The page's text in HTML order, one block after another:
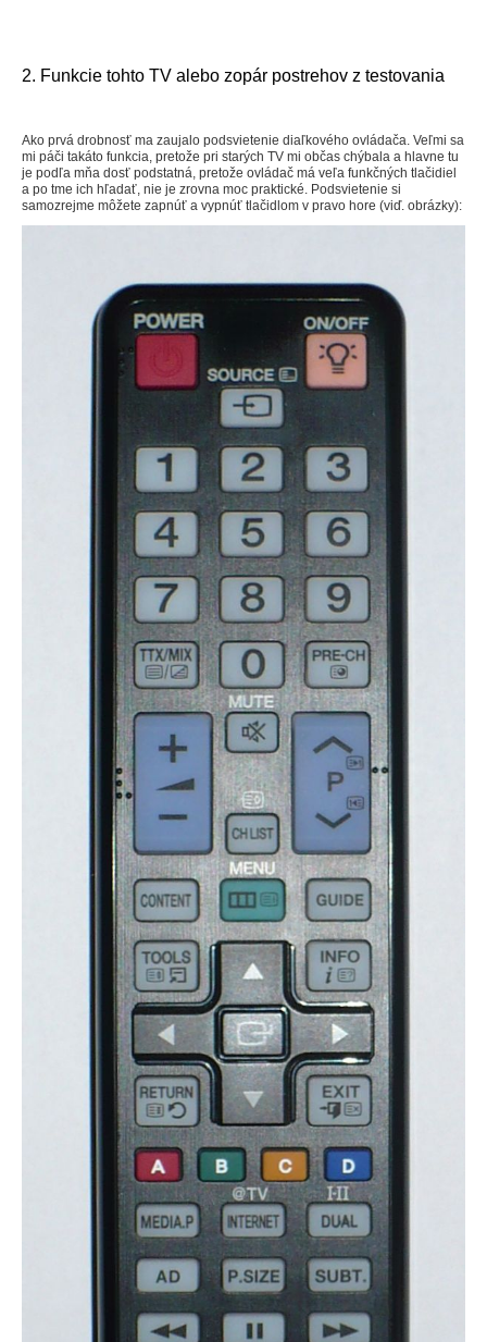
2. Funkcie tohto TV alebo zopár postrehov z testovania
Ako prvá drobnosť ma zaujalo podsvietenie diaľkového ovládača. Veľmi sa
mi páči takáto funkcia, pretože pri starých TV mi občas chýbala a hlavne tu
je podľa mňa dosť podstatná, pretože ovládač má veľa funkčných tlačidiel
a po tme ich hľadať, nie je zrovna moc praktické. Podsvietenie si
samozrejme môžete zapnúť a vypnúť tlačidlom v pravo hore (viď. obrázky):